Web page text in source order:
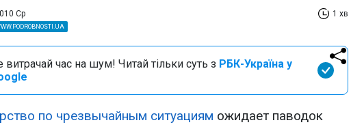
Ср 1 хв
витрачай час на шум! Читай тільки суть з РБК-Україна у
по чрезвычайным ситуациям ожидает паводок